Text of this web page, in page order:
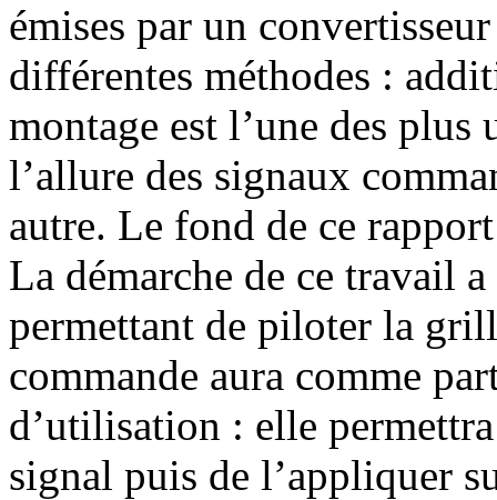
émises par un
différentes méthodes :
montage est l’une des
l’allure des signaux
autre. Le fond de ce
La démarche de ce travail
permettant de piloter la
commande aura comme
d’utilisation : elle
signal puis de l’appliquer